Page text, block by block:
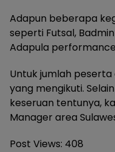
Adapun beberapa
seperti Futsal,
Adapula
Untuk jumlah
yang mengikuti.
keseruan tentunya,
Manager area
Post Views: 408